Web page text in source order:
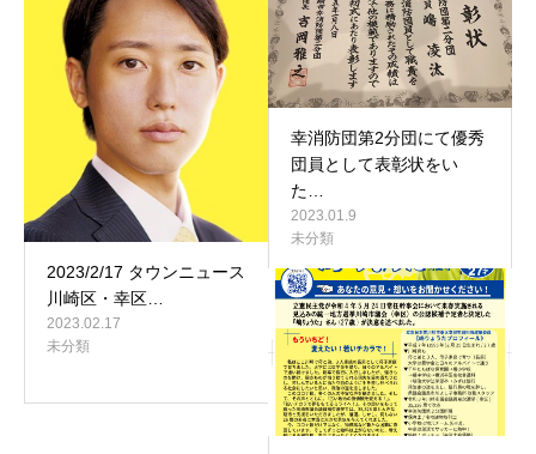
2023/2/17 タウンニュース
川崎区・幸区…
2023.02.17
未分類
幸消防団第2分団にて優秀
団員として表彰状をい
た…
2023.01.9
未分類